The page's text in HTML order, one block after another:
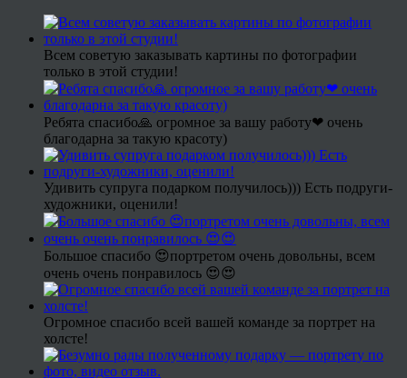
Всем советую заказывать картины по фотографии
только в этой студии!
Ребята спасибо🙏 огромное за вашу работу❤ очень
благодарна за такую красоту)
Удивить супруга подарком получилось))) Есть подруги-
художники, оценили!
Большое спасибо 😍портретом очень довольны, всем
очень очень понравилось 😍😍
Огромное спасибо всей вашей команде за портрет на
холсте!